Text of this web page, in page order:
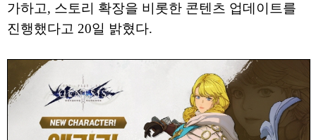
가하고, 스토리 확장을 비롯한 콘텐츠 업데이트를
진행했다고 20일 밝혔다.